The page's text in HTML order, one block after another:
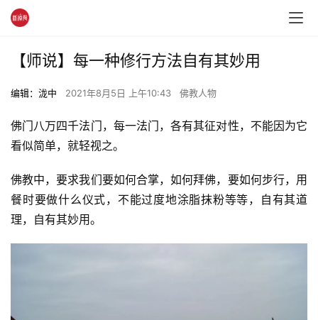
【师说】每一种修行方法自有其妙用
编辑：泷中 2021年8月5日 上午10:43 佛教人物
佛门八万四千法门，每一法门，各有其征对性，不能因为它
看似简单，就轻视之。
佛教中，要求我们要如何合掌，如何拜佛，要如何步行，用
餐时要做什么仪式，不能过度地涂脂抹粉等等，自有其道
理，自有其妙用。